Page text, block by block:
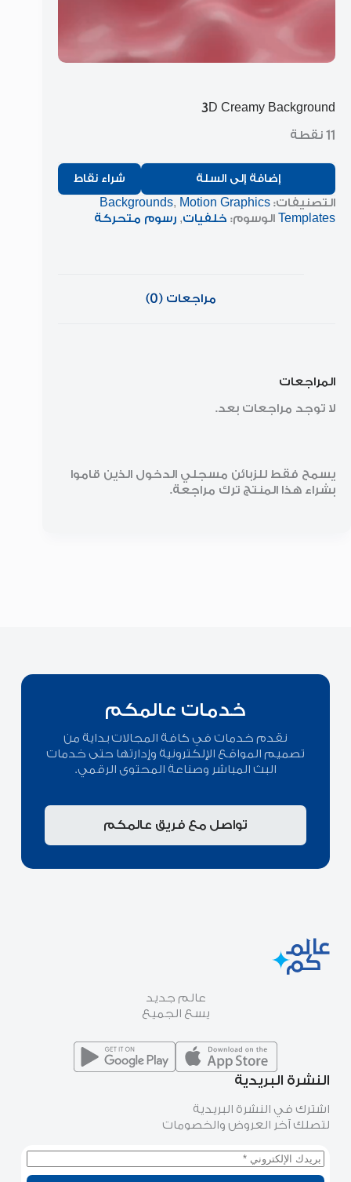
3D Creamy Background
11 نقطة
إضافة إلى السلة شراء نقاط
التصنيفات: Backgrounds, Motion Graphics
Templates الوسوم: خلفيات, رسوم متحركة
مراجعات (0)
المراجعات
لا توجد مراجعات بعد.
يسمح فقط للزبائن مسجلي الدخول الذين قاموا
بشراء هذا المنتج ترك مراجعة.
خدمات عالمكم
نقدم خدمات في كافة المجالات بداية من
تصميم المواقع الإلكترونية وإدارتها حتى خدمات
البث المباشر وصناعة المحتوى الرقمي.
تواصل مع فريق عالمكم
عالم جديد
يسع الجميع
النشرة البريدية
اشترك في النشرة البريدية
لتصلك آخر العروض والخصومات